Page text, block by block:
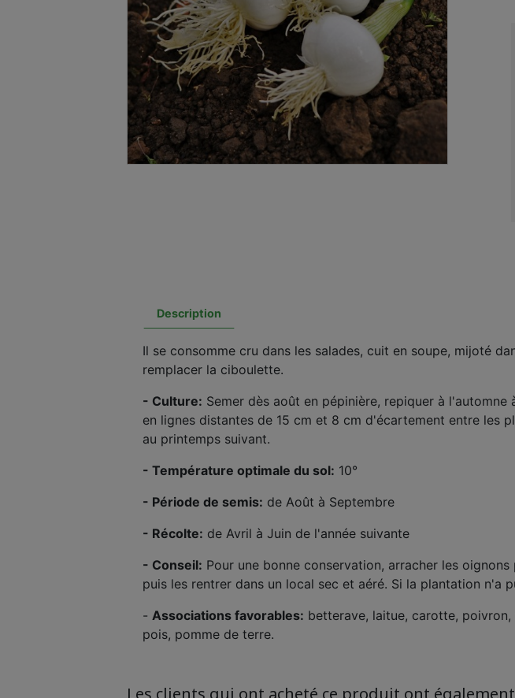
Description
Il se consomme cru dans les salades, cuit en soupe, mijoté
remplacer la ciboulette.
- Culture: Semer dès août en pépinière, repiquer à
en lignes distantes de 15 cm et 8 cm d'écartement entre les
au printemps suivant.
- Température optimale du sol: 10°
- Période de semis: de Août à Septembre
- Récolte: de Avril à Juin de l'année suivante
- Conseil: Pour une bonne conservation, arracher les
puis les rentrer dans un local sec et aéré. Si la plantation n'a
-Associations favorables: betterave, laitue, carotte,
pois, pomme de terre.